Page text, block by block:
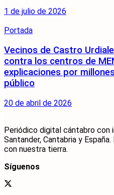
1 de julio de 2026
Portada
Vecinos de Castro
contra los centros de
explicaciones por
público
20 de abril de 2026
Periódico digital cántabro con
Santander, Cantabria y
con nuestra tierra.
Síguenos